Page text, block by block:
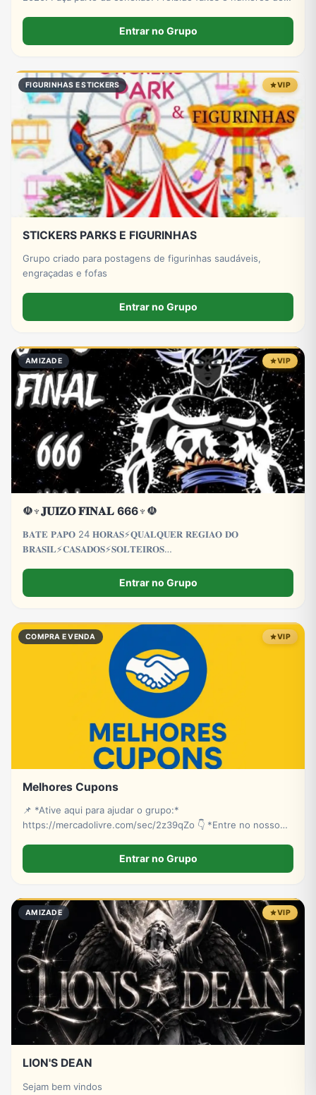
Entrar no Grupo
FIGURINHAS E STICKERS VIP
STICKERS PARKS E FIGURINHAS
Grupo criado para postagens de figurinhas saudáveis,
engraçadas e fofas
Entrar no Grupo
AMIZADE VIP
☫♆𝐉𝐔𝐈𝐙𝐎 𝐅𝐈𝐍𝐀𝐋 666♆☫
𝐁𝐀𝐓𝐄 𝐏𝐀𝐏𝐎 24 𝐇𝐎𝐑𝐀𝐒⚡𝐐𝐔𝐀𝐋𝐐𝐔𝐄𝐑 𝐑𝐄𝐆𝐈𝐀𝐎 𝐃𝐎
𝐁𝐑𝐀𝐒𝐈𝐋⚡𝐂𝐀𝐒𝐀𝐃𝐎𝐒⚡𝐒𝐎𝐋𝐓𝐄𝐈𝐑𝐎𝐒
𝐀𝐕𝐎𝐍𝐓𝐀𝐃𝐄⚡𝐏𝐑𝐎𝐈𝐁𝐈𝐃𝐎 𝐌𝐄𝐍𝐎𝐑𝐄𝐒 𝐃𝐄 18 𝐀𝐍𝐎𝐒
Entrar no Grupo
COMPRA E VENDA VIP
Melhores Cupons
📌 *Ative aqui para ajudar o grupo:*
https://mercadolivre.com/sec/2z39qZo 👇 *Entre no nosso
https://chat.whatsapp.com/FX7dSOnRoBL5zAp9kxY1gl?
mode=wwt
Entrar no Grupo
AMIZADE VIP
LION'S DEAN
Sejam bem vindos